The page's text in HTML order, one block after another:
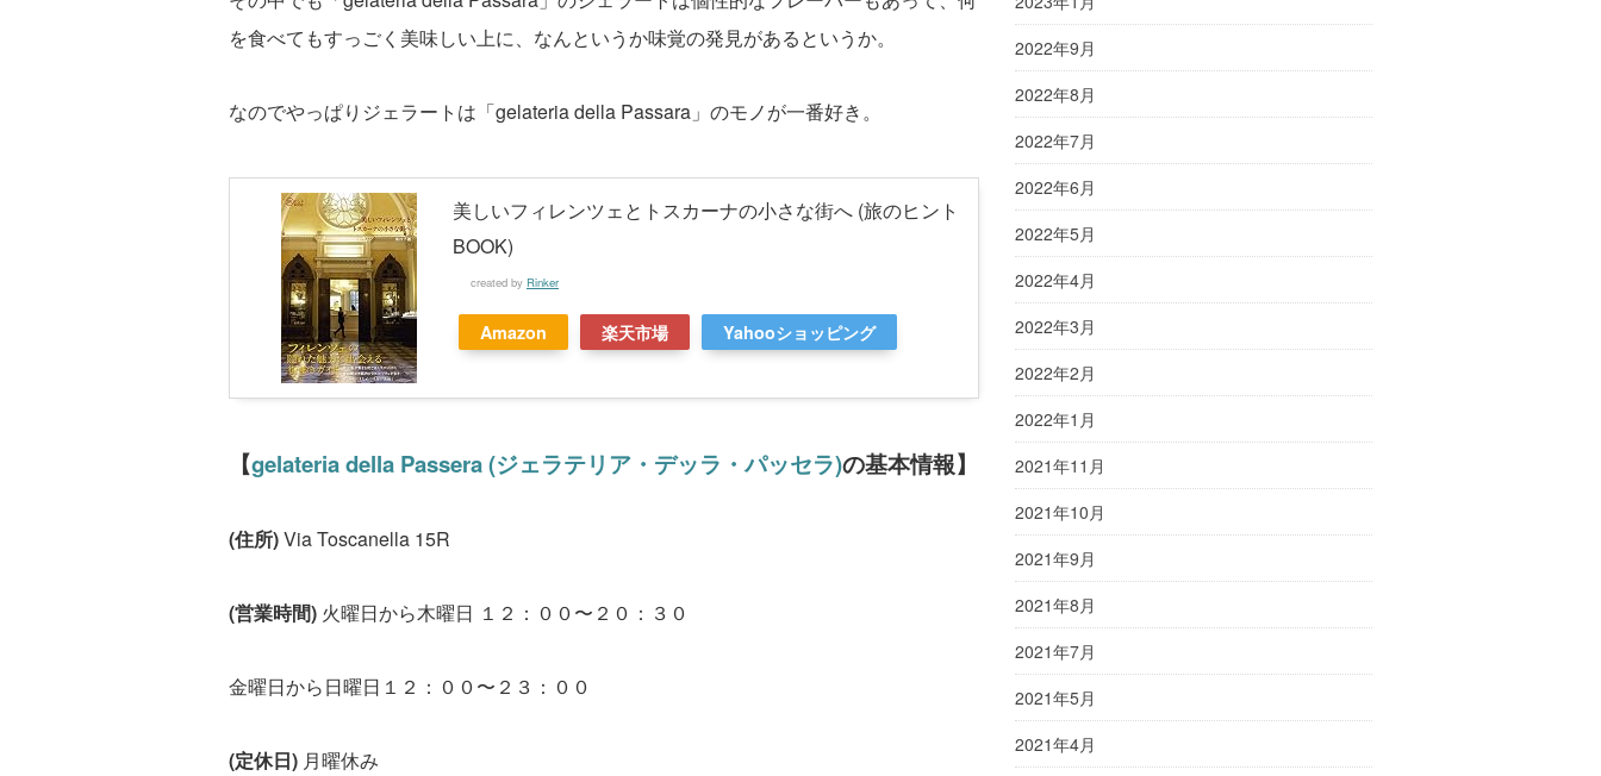
を食べてもすっごく美味しい上に、なんというか味覚の発見があるというか。
なのでやっぱりジェラートは「gelateria della Passara」のモノが一番好き。
美しいフィレンツェとトスカーナの小さな街へ (旅のヒント
BOOK)
created by Rinker
Amazon 楽天市場 Yahooショッピング
【gelateria della Passera (ジェラテリア・デッラ・パッセラ)の基本情報】
(住所)Via Toscanella 15R
(営業時間) 火曜日から木曜日 １２：００〜２０：３０
金曜日から日曜日１２：００〜２３：００
(定休日) 月曜休み
2022年9月
2022年8月
2022年7月
2022年6月
2022年5月
2022年4月
2022年3月
2022年2月
2022年1月
2021年11月
2021年10月
2021年9月
2021年8月
2021年7月
2021年5月
2021年4月